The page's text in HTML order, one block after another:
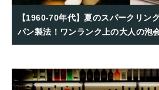
【1960-70年代】夏のスパークリン
パン製法！ワンランク上の大人の泡